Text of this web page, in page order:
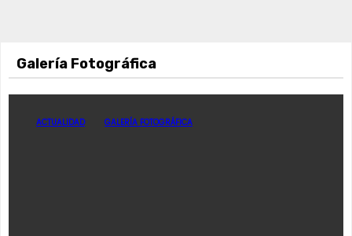
Galería Fotográfica
ACTUALIDAD GALERÍA FOTOGRÁFICA